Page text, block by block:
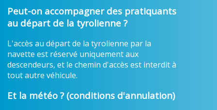
Peut-on accompagner des pratiquants
au départ de la tyrolienne ?
L'accès au départ de la tyrolienne par la
navette est réservé uniquement aux
descendeurs, et le chemin d'accès est interdit à
tout autre véhicule.
Et la météo ? (conditions d'annulation)